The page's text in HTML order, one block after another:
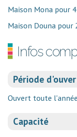
Maison Mona pour
Maison Douna pour
Infos
Période
Ouvert toute l'année
Capacité